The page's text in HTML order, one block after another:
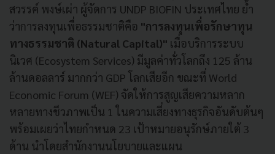
สวรรค์ พงษ์เผ่า ผู้จัดการ UNDP BIOFIN ประเทศไทย ย้ำ
ว่าการลงทุนเพื่อธรรมชาติคือ "การลงทุนเพื่อรักษาทุน
ทางธรรมชาติ (Natural Capital)" เมื่อบริการระบบ
นิเวศ (Ecosystem Services) มีมูลค่าทั่วโลกถึง 125 ล้าน
ล้านดอลลาร์ มากกว่า GDP โลกเสียอีก ขณะที่ World
Economic Forum (WEF) จัดให้การสูญเสียความหลาก
หลายทางชีวภาพเป็น 1 ในความเสี่ยงทางธุรกิจอันดับต้นๆ
พร้อมเผยว่าไทยกำหนด 23 เป้าหมายอนุรักษ์ภายใต้ 3
ด้าน นำโดยสำนักงานนโยบายและแผน